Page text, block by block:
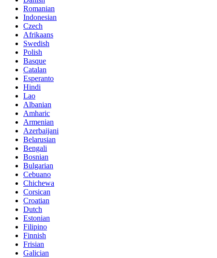
Romanian
Indonesian
Czech
Afrikaans
Swedish
Polish
Basque
Catalan
Esperanto
Hindi
Lao
Albanian
Amharic
Armenian
Azerbaijani
Belarusian
Bengali
Bosnian
Bulgarian
Cebuano
Chichewa
Corsican
Croatian
Dutch
Estonian
Filipino
Finnish
Frisian
Galician